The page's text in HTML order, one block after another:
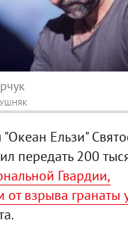
"Океан Ельзи"
передать 200
Гвардии,
взрыва гранаты